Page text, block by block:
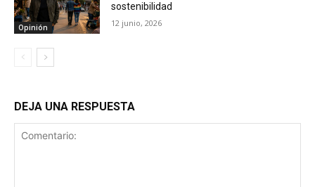
Opinión
sostenibilidad
12 junio, 2026
DEJA UNA RESPUESTA